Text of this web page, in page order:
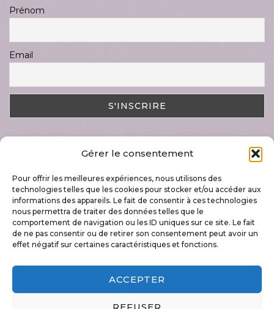
Gérer le consentement
Pour offrir les meilleures expériences, nous utilisons des
technologies telles que les cookies pour stocker et/ou accéder aux
informations des appareils. Le fait de consentir à ces technologies
nous permettra de traiter des données telles que le
comportement de navigation ou les ID uniques sur ce site. Le fait
de ne pas consentir ou de retirer son consentement peut avoir un
effet négatif sur certaines caractéristiques et fonctions.
ACCEPTER
REFUSER
Prénom
Email
DERNIER ARTICLE
Magnifique semaine « Art & Nature »
17 juillet 2023
+32 496 79 60 42
info@lecoupdepousse.be